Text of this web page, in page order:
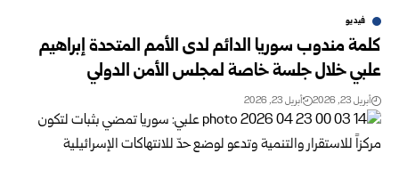
فيديو
كلمة مندوب سوريا الدائم لدى الأمم المتحدة إبراهيم
علبي خلال جلسة خاصة لمجلس الأمن الدولي
أبريل 23, 2026 أبريل 23, 2026